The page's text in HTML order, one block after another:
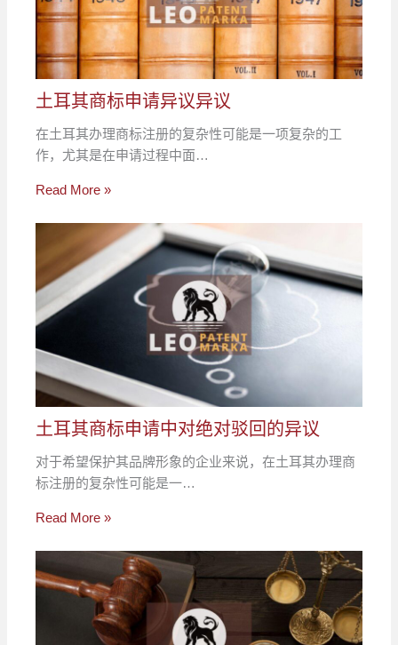
土耳其商标申请异议异议
在土耳其办理商标注册的复杂性可能是一项复杂的工
作，尤其是在申请过程中面…
Read More »
土耳其商标申请中对绝对驳回的异议
对于希望保护其品牌形象的企业来说，在土耳其办理商
标注册的复杂性可能是一…
Read More »